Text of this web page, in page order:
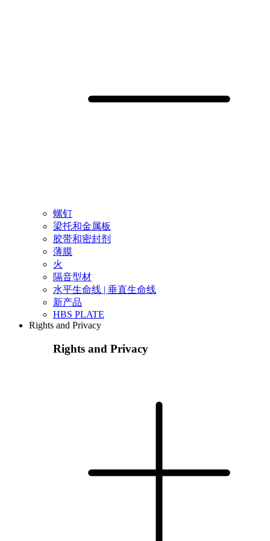
螺钉
梁托和金属板
胶带和密封剂
薄膜
火
隔音型材
水平生命线 | 垂直生命线
新产品
HBS PLATE
Rights and Privacy
Rights and Privacy